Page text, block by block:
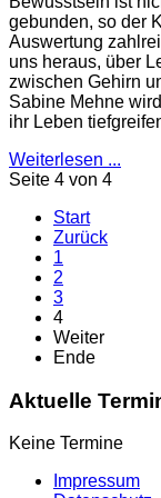
gebunden, so der
Auswertung
uns heraus, über
zwischen Gehirn
Sabine Mehne
ihr Leben
Weiterlesen ...
Seite 4 von 4
Start
Zurück
1
2
3
4
Weiter
Ende
Aktuelle
Keine Termine
Impressum